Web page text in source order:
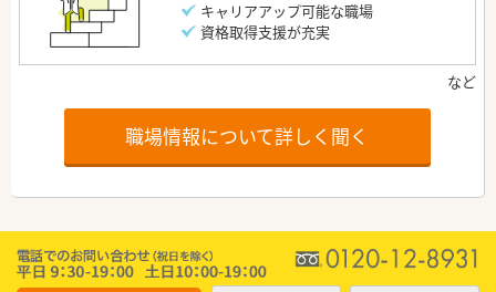
キャリアアップ可能な職場
資格取得支援が充実
職場情報について詳しく聞く